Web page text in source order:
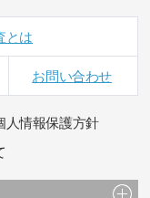
とは
お問い合わせ
人情報保護方針